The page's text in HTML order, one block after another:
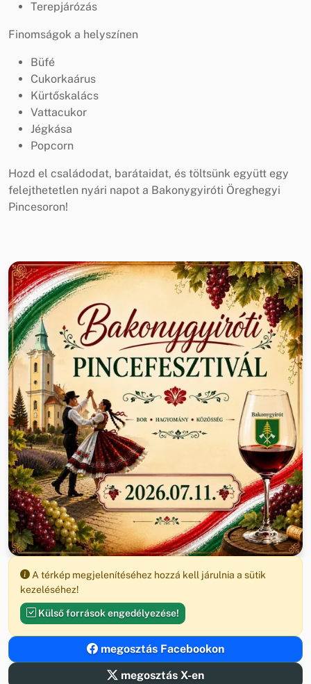
Terepjárózás
Finomságok a helyszínen
Büfé
Cukorkaárus
Kürtőskalács
Vattacukor
Jégkása
Popcorn
Hozd el családodat, barátaidat, és töltsünk együtt egy
felejthetetlen nyári napot a Bakonygyiróti Öreghegyi
Pincesoron!
A térkép megjelenítéséhez hozzá kell járulnia a sütik
kezeléséhez!
Külső források engedélyezése!
megosztás Facebookon
megosztás X-en